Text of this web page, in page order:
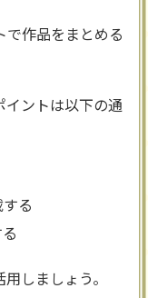
で作品をまとめる
ントは以下の通
る
しましょう。